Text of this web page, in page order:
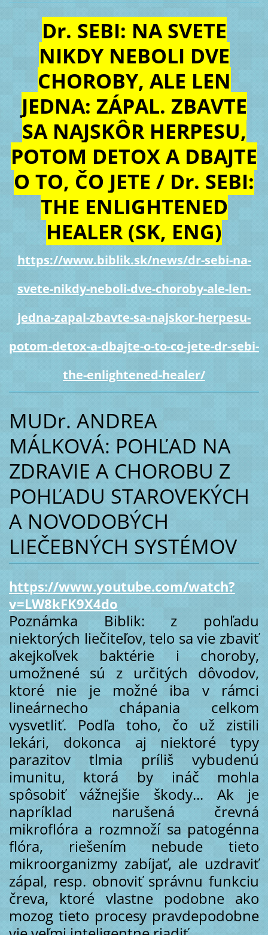
Dr. SEBI: NA SVETE
NIKDY NEBOLI DVE
CHOROBY, ALE LEN
JEDNA: ZÁPAL. ZBAVTE
SA NAJSKÔR HERPESU,
POTOM DETOX A DBAJTE
O TO, ČO JETE / Dr. SEBI:
THE ENLIGHTENED
HEALER (SK, ENG)
https://www.biblik.sk/news/dr-sebi-na-
svete-nikdy-neboli-dve-choroby-ale-len-
jedna-zapal-zbavte-sa-najskor-herpesu-
potom-detox-a-dbajte-o-to-co-jete-dr-sebi-
the-enlightened-healer/
MUDr. ANDREA
MÁLKOVÁ: POHĽAD NA
ZDRAVIE A CHOROBU Z
POHĽADU STAROVEKÝCH
A NOVODOBÝCH
LIEČEBNÝCH SYSTÉMOV
https://www.youtube.com/watch?
v=LW8kFK9X4do
Poznámka Biblik: z pohľadu
niektorých liečiteľov, telo sa vie zbaviť
akejkoľvek baktérie i choroby,
umožnené sú z určitých dôvodov,
ktoré nie je možné iba v rámci
lineárnecho chápania celkom
vysvetliť. Podľa toho, čo už zistili
lekári, dokonca aj niektoré typy
parazitov tlmia príliš vybudenú
imunitu, ktorá by ináč mohla
spôsobiť vážnejšie škody... Ak je
napríklad narušená črevná
mikroflóra a rozmnoží sa patogénna
flóra, riešením nebude tieto
mikroorganizmy zabíjať, ale uzdraviť
zápal, resp. obnoviť správnu funkciu
čreva, ktoré vlastne podobne ako
mozog tieto procesy pravdepodobne